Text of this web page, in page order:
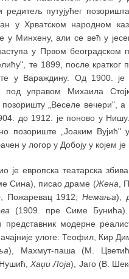
редитељ путујућег
у Хрватском народном
у Минхену, али се већ у
у Првом београдском
те 1899, после кратког
у Вараждину. Од 1900. је
под управом Михаила
„Веселе
до 1912. је поново у
позориште „Јоаким Вујић"
у логор у Добоју у којем
је европска театарска
Сина), писао драме (Жена ,
, Пожаревац 1912; Немања),
(1909. пре Симе
модерне
улоге: Теофил, Кир
), Махмут-паша (М.
Хаџи Лоја), Јаго (В.